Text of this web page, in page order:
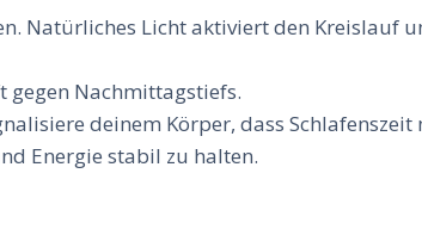
Natürliches Licht aktiviert den Kreislauf
gegen Nachmittagstiefs.
deinem Körper, dass Schlafenszeit
Energie stabil zu halten.